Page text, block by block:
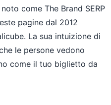
come The Brand SERP
pagine dal 2012
La sua intuizione di
le persone vedono
come il tuo biglietto da